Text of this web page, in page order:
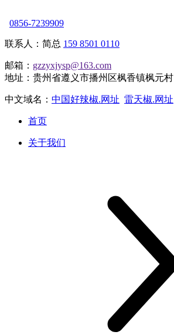
0856-7239909
联系人：简总 159 8501 0110
邮箱： gzzyxjysp@163.com
地址：贵州省遵义市播州区枫香镇枫元村
中文域名： 中国好辣椒.网址 雷天椒.网址
首页
关于我们